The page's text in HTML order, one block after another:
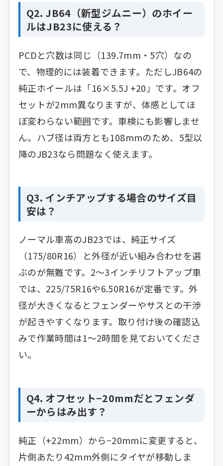
Q2. JB64（新型ジムニー）のホイー
ルはJB23に使える？
PCDと穴数は同じ（139.7mm・5穴）なの
で、物理的には装着できます。ただしJB64の
純正ホイールは「16×5.5J +20」です。オフ
セットが2mm異なりますが、体感としてほ
ぼ変わらない範囲です。車検にも影響しませ
ん。ハブ径は両方とも108mmのため、5型以
降のJB23なら問題なく使えます。
Q3. インチアップする場合のサイズ目
安は？
ノーマル車高のJB23では、純正サイズ
（175/80R16）と外径が近い組み合わせを選
ぶのが無難です。2〜3インチリフトアップ車
では、225/75R16や6.50R16が定番です。外
径が大きくなるとフェンダーやサスとの干渉
が起きやすくなります。取り付け後の確認込
みで作業時間は1〜2時間を見ておいてくださ
い。
Q4. オフセット−20mmだとフェンダ
ーからはみ出す？
純正（+22mm）から−20mmに変更すると、
片側あたり42mm外側にタイヤが移動しま